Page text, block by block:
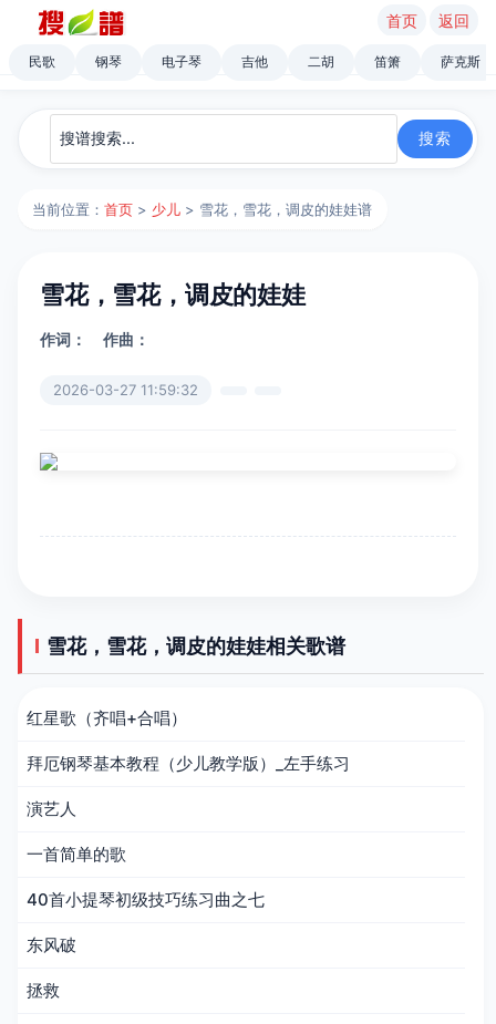
首页 返回
民歌 钢琴 电子琴 吉他 二胡 笛箫 萨克斯
当前位置：首页 > 少儿 > 雪花，雪花，调皮的娃娃谱
雪花，雪花，调皮的娃娃
作词： 作曲：
2026-03-27 11:59:32
雪花，雪花，调皮的娃娃相关歌谱
红星歌（齐唱+合唱）
拜厄钢琴基本教程（少儿教学版）_左手练习
演艺人
一首简单的歌
40首小提琴初级技巧练习曲之七
东风破
拯救